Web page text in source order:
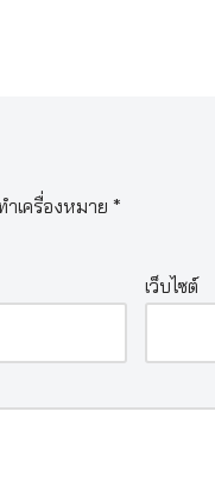
เครื่องหมาย *
เว็บไซต์